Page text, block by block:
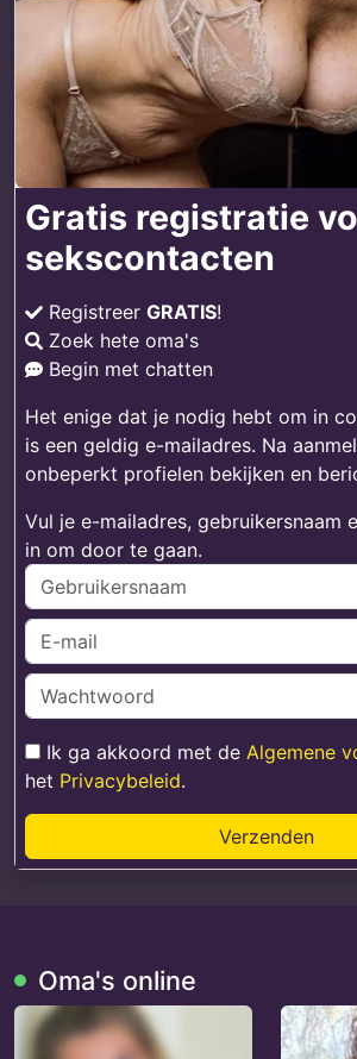
Gratis registratie
sekscontacten
Registreer GRATIS!
Zoek hete oma's
Begin met chatten
Het enige dat je nodig hebt om in
is een geldig e-mailadres. Na
onbeperkt profielen bekijken en
Vul je e-mailadres, gebruikersnaam
in om door te gaan.
Ik ga akkoord met de Algemene
het Privacybeleid.
Verzenden
Oma's online